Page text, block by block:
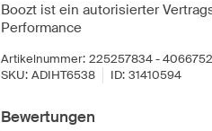
Boozt ist ein autorisierter
Performance
Artikelnummer: 225257834 -
SKU: ADIHT6538 ID: 31410594
Bewertungen